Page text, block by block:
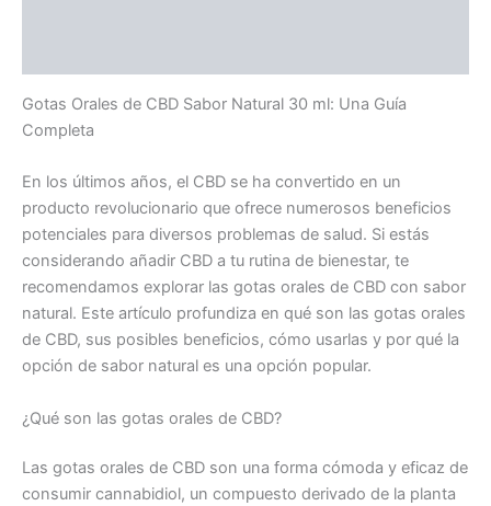
Gotas Orales de CBD Sabor Natural 30 ml: Una Guía
Completa
En los últimos años, el CBD se ha convertido en un
producto revolucionario que ofrece numerosos beneficios
potenciales para diversos problemas de salud. Si estás
considerando añadir CBD a tu rutina de bienestar, te
recomendamos explorar las gotas orales de CBD con sabor
natural. Este artículo profundiza en qué son las gotas orales
de CBD, sus posibles beneficios, cómo usarlas y por qué la
opción de sabor natural es una opción popular.
¿Qué son las gotas orales de CBD?
Las gotas orales de CBD son una forma cómoda y eficaz de
consumir cannabidiol, un compuesto derivado de la planta